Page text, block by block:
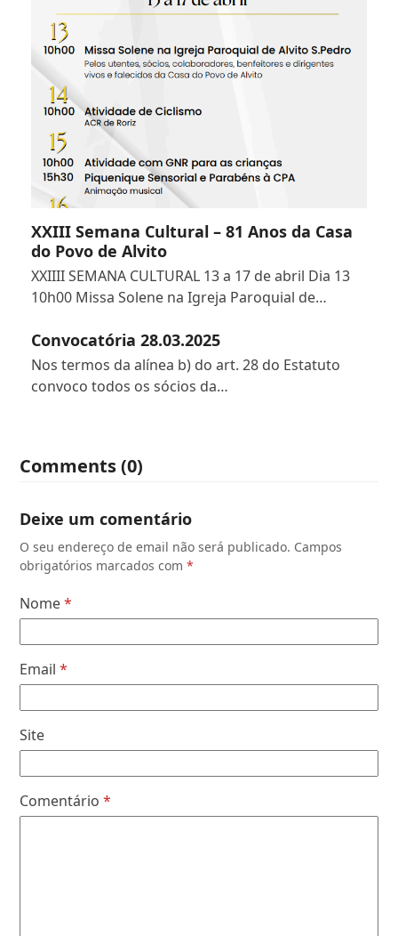
XXIII Semana Cultural – 81 Anos da Casa
do Povo de Alvito
XXIIII SEMANA CULTURAL 13 a 17 de abril Dia 13
10h00 Missa Solene na Igreja Paroquial de…
Convocatória 28.03.2025
Nos termos da alínea b) do art. 28 do Estatuto
convoco todos os sócios da…
Comments (0)
Deixe um comentário
O seu endereço de email não será publicado. Campos
obrigatórios marcados com*
Nome*
Email*
Site
Comentário*